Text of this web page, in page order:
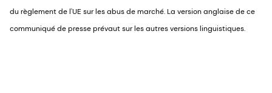
du règlement de l'UE sur les abus de marché. La version anglaise de ce
communiqué de presse prévaut sur les autres versions linguistiques.